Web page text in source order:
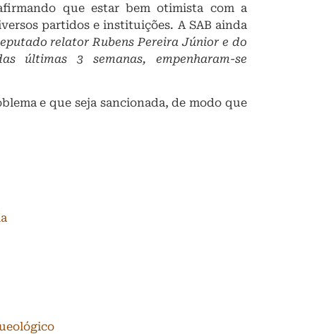
que estar bem otimista com a
partidos e instituições. A SAB ainda
relator Rubens Pereira Júnior e do
últimas 3 semanas, empenharam-se
e que seja sancionada, de modo que